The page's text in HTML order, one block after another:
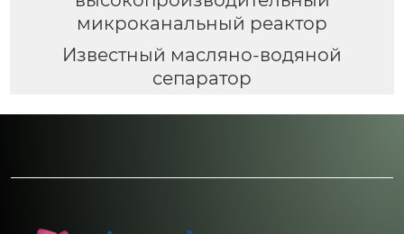
микроканальный реактор
Известный масляно-водяной
сепаратор